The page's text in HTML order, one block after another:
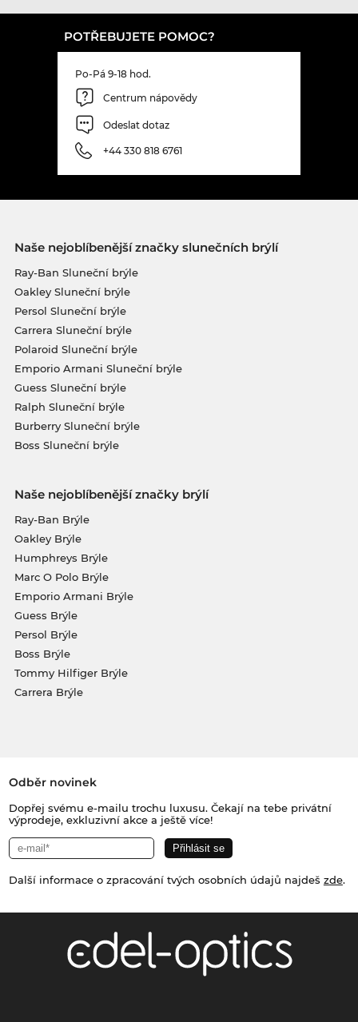
POTŘEBUJETE POMOC?
Po-Pá 9-18 hod.
Centrum nápovědy
Odeslat dotaz
+44 330 818 6761
Naše nejoblíbenější značky slunečních brýlí
Ray-Ban Sluneční brýle
Oakley Sluneční brýle
Persol Sluneční brýle
Carrera Sluneční brýle
Polaroid Sluneční brýle
Emporio Armani Sluneční brýle
Guess Sluneční brýle
Ralph Sluneční brýle
Burberry Sluneční brýle
Boss Sluneční brýle
Naše nejoblíbenější značky brýlí
Ray-Ban Brýle
Oakley Brýle
Humphreys Brýle
Marc O Polo Brýle
Emporio Armani Brýle
Guess Brýle
Persol Brýle
Boss Brýle
Tommy Hilfiger Brýle
Carrera Brýle
Odběr novinek
Dopřej svému e-mailu trochu luxusu. Čekají na tebe privátní
výprodeje, exkluzivní akce a ještě více!
Další informace o zpracování tvých osobních údajů najdeš zde.